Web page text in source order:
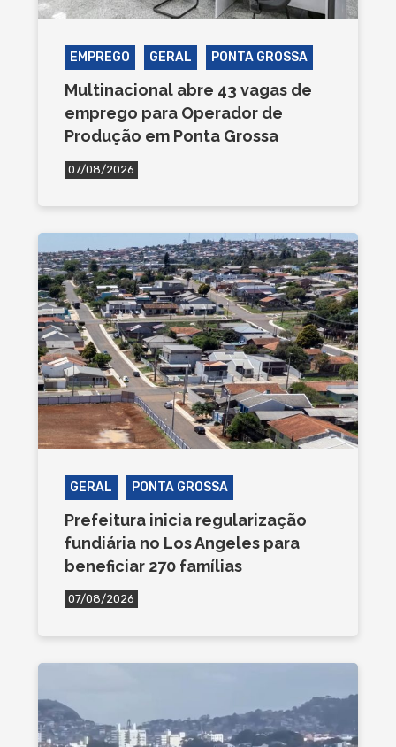
EMPREGO GERAL PONTA GROSSA
Multinacional abre 43 vagas de
emprego para Operador de
Produção em Ponta Grossa
07/08/2026
GERAL PONTA GROSSA
Prefeitura inicia regularização
fundiária no Los Angeles para
beneficiar 270 famílias
07/08/2026